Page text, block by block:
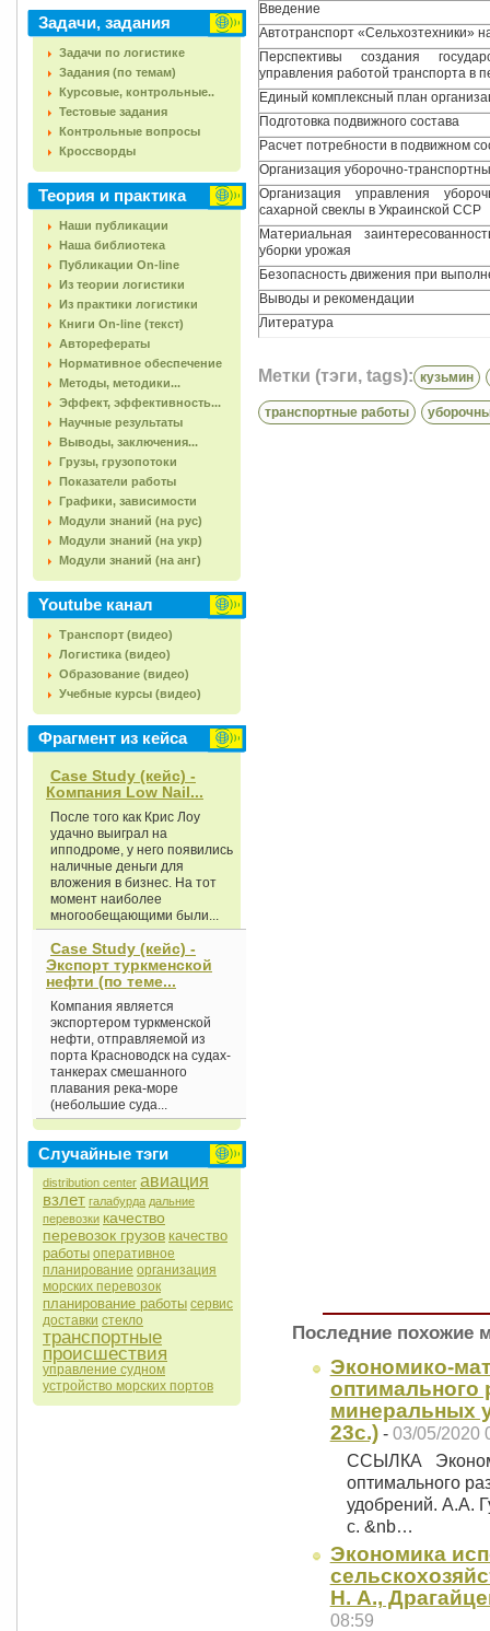
Задачи, задания
Задачи по логистике
Задания (по темам)
Курсовые, контрольные..
Тестовые задания
Контрольные вопросы
Кроссворды
Теория и практика
Наши публикации
Наша библиотека
Публикации On-line
Из теории логистики
Из практики логистики
Книги On-line (текст)
Авторефераты
Нормативное обеспечение
Методы, методики...
Эффект, эффективность...
Научные результаты
Выводы, заключения...
Грузы, грузопотоки
Показатели работы
Графики, зависимости
Модули знаний (на рус)
Модули знаний (на укр)
Модули знаний (на анг)
Youtube канал
Транспорт (видео)
Логистика (видео)
Образование (видео)
Учебные курсы (видео)
Фрагмент из кейса
Case Study (кейс) -
Компания Low Nail...
После того как Крис Лоу
удачно выиграл на
ипподроме, у него появились
наличные деньги для
вложения в бизнес. На тот
момент наиболее
многообещающими были...
Case Study (кейс) -
Экспорт туркменской
нефти (по теме...
Компания является
экспортером туркменской
нефти, отправляемой из
порта Красноводск на судах-
танкерах смешанного
плавания река-море
(небольшие суда...
Случайные тэги
distribution center авиация
взлет галабурда дальние
перевозки качество
перевозок грузов качество
работы оперативное
планирование организация
морских перевозок
планирование работы сервис
доставки стекло
транспортные
происшествия
управление судном
устройство морских портов
Введение
Автотранспорт «Сельхозтехники»
Перспективы создания
управления работой транспорта в
Единый комплексный план
Подготовка подвижного состава
Расчет потребности в подвижном
Организация уборочно-
Организация управления
сахарной свеклы в Украинской ССР
Материальная
уборки урожая
Безопасность движения при
Выводы и рекомендации
Литература
Метки (тэги, tags): кузьмин
транспортные работы
Последние похожие
Экономико-
оптимального
минеральных
23с.)- 03/05/2020
ССЫЛКА
оптимального
удобрений. А.А.
с. &nb…
Экономика
Н. А.,
08:59